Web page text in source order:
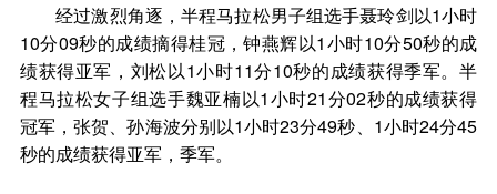
经过激烈角逐，半程马拉松男子组选手聂玲剑以1小时
10分09秒的成绩摘得桂冠，钟燕辉以1小时10分50秒的成
绩获得亚军，刘松以1小时11分10秒的成绩获得季军。半
程马拉松女子组选手魏亚楠以1小时21分02秒的成绩获得
冠军，张贺、孙海波分别以1小时23分49秒、1小时24分45
秒的成绩获得亚军，季军。